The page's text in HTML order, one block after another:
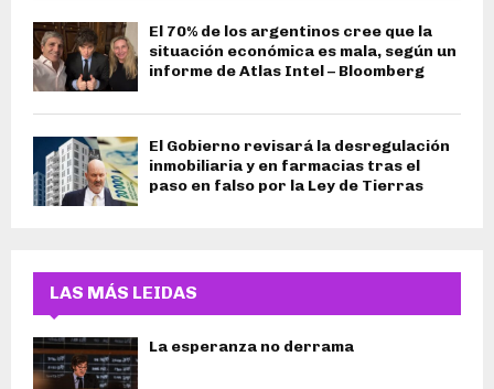
El 70% de los argentinos cree que la
situación económica es mala, según un
informe de Atlas Intel – Bloomberg
El Gobierno revisará la desregulación
inmobiliaria y en farmacias tras el
paso en falso por la Ley de Tierras
LAS MÁS LEIDAS
La esperanza no derrama